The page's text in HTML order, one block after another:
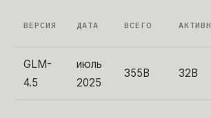
ВЕРСИЯ ДАТА ВСЕГО
GLM-
4.5
июль
2025
355B 32B